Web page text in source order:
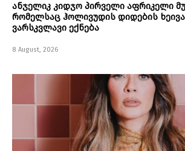
ანჯელიკ კიდჯო პირველი აფრიკელი
რომელსაც ჰოლივუდის დიდების
ვარსკვლავი ექნება
8 August, 2026